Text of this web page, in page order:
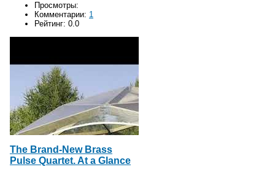
Просмотры:
Комментарии: 1
Рейтинг: 0.0
The Brand-New Brass
Pulse Quartet. At a Glance